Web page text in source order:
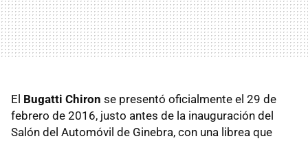
El Bugatti Chiron se presentó oficialmente el 29 de
febrero de 2016, justo antes de la inauguración del
Salón del Automóvil de Ginebra, con una librea que